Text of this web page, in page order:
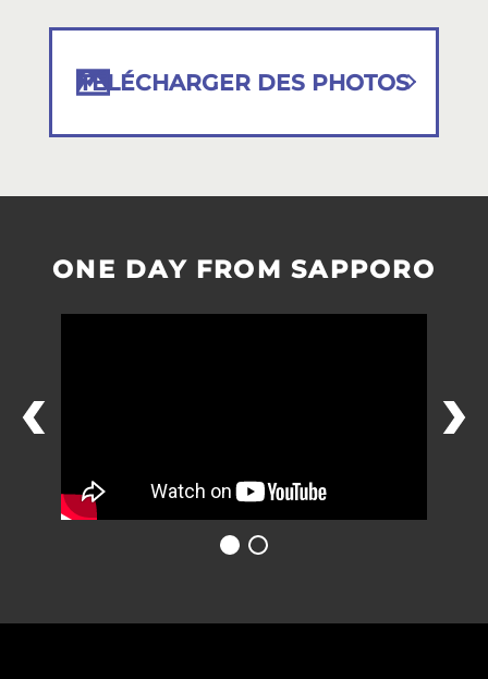
TÉLÉCHARGER DES PHOTOS
ONE DAY FROM SAPPORO